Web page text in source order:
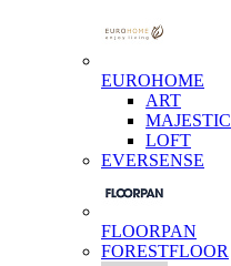
EUROHOME
ART
MAJESTIC
LOFT
EVERSENSE
FLOORPAN
FORESTFLOOR